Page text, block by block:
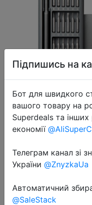
2023-12-03
100% Original
in 1 Precision
60HRC
Підпишись на
Бот для швидкого
вашого товару на
Superdeals та інших
економії
Телеграм канал зі
України @ZnyzkaUa
Автоматичний
@SaleStack